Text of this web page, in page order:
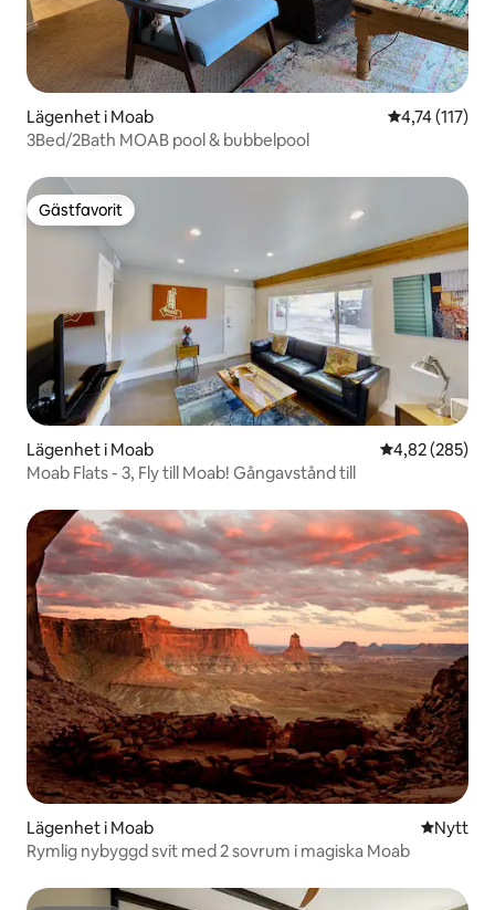
Lägenhet i Moab 4,74 av 5 i
4,74 (117)
3Bed/2Bath MOAB pool & bubbelpool
Gästfavorit
Gästfavorit
Lägenhet i Moab 4,82 av 5 i
4,82 (285)
Moab Flats - 3, Fly till Moab! Gångavstånd till
Lägenhet i Moab NyttNytt
Rymlig nybyggd svit med 2 sovrum i magiska Moab